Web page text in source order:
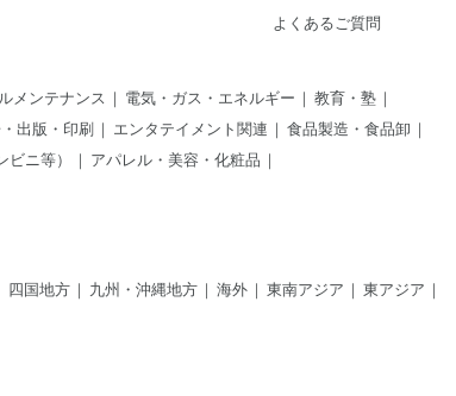
よくあるご質問
メンテナンス 電気・ガス・エネルギー
教育・塾
出版・印刷 エンタテイメント関連
食品製造・食品卸
ニ等）
アパレル・美容・化粧品
四国地方 九州・沖縄地方 海外 東南アジア
東アジア